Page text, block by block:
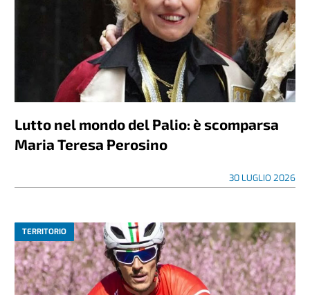
Lutto nel mondo del Palio: è scomparsa
Maria Teresa Perosino
30 LUGLIO 2026
TERRITORIO